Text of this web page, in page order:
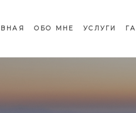
ОБО МНЕ УСЛУГИ